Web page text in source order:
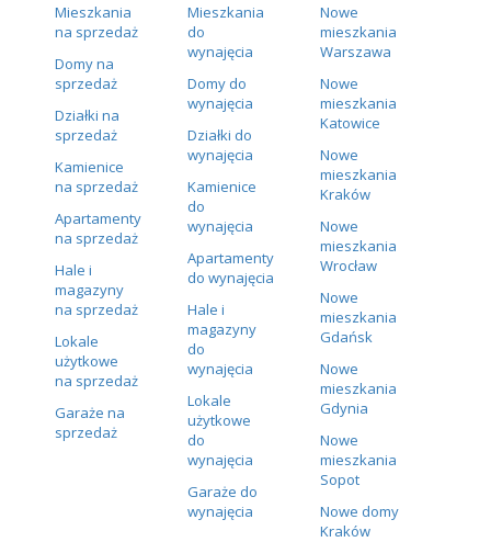
Mieszkania
na sprzedaż
Domy na
sprzedaż
Działki na
sprzedaż
Kamienice
na sprzedaż
Apartamenty
na sprzedaż
Hale i
magazyny
na sprzedaż
Lokale
użytkowe
na sprzedaż
Garaże na
sprzedaż
Mieszkania
do
wynajęcia
Domy do
wynajęcia
Działki do
wynajęcia
Kamienice
do
wynajęcia
Apartamenty
do wynajęcia
Hale i
magazyny
do
wynajęcia
Lokale
użytkowe
do
wynajęcia
Garaże do
wynajęcia
Nowe
mieszkania
Warszawa
Nowe
mieszkania
Katowice
Nowe
mieszkania
Kraków
Nowe
mieszkania
Wrocław
Nowe
mieszkania
Gdańsk
Nowe
mieszkania
Gdynia
Nowe
mieszkania
Sopot
Nowe domy
Kraków